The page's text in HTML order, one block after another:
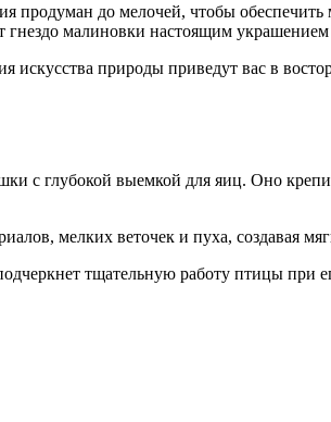
до мелочей, чтобы
гнездо малиновки настоящим
искусства природы приведут вас в
с глубокой выемкой для яиц. Оно
мелких веточек и пуха, создавая
тщательную работу птицы при